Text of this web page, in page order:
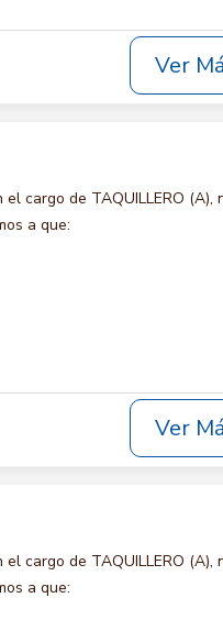
Ver
cargo de TAQUILLERO (A),
a que:
Ver
cargo de TAQUILLERO (A),
a que: